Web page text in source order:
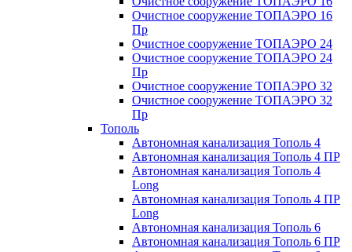
Очистное сооружение ТОПАЭРО 16
Пр
Очистное сооружение ТОПАЭРО 24
Очистное сооружение ТОПАЭРО 24
Пр
Очистное сооружение ТОПАЭРО 32
Очистное сооружение ТОПАЭРО 32
Пр
Тополь
Автономная канализация Тополь 4
Автономная канализация Тополь 4 ПР
Автономная канализация Тополь 4
Long
Автономная канализация Тополь 4 ПР
Long
Автономная канализация Тополь 6
Автономная канализация Тополь 6 ПР